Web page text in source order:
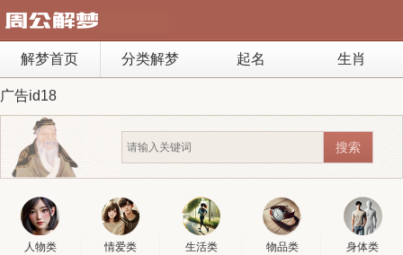
解梦首页 分类解梦 起名 生肖
广告id18
人物类 情爱类 生活类 物品类 身体类